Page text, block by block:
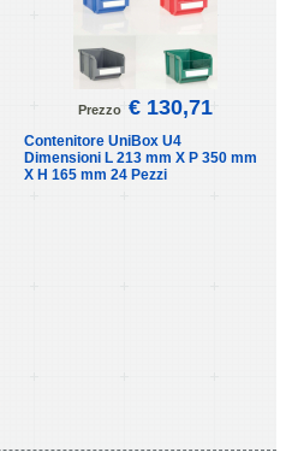
Prezzo € 130,71
Contenitore UniBox U4
Dimensioni L 213 mm X P 350 mm
X H 165 mm 24 Pezzi